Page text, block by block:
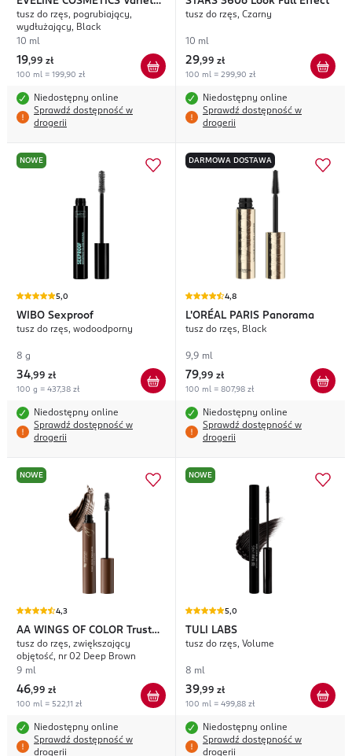
Oh! Pretty
tusz do rzęs, pogrubiający,
wydłużający, Black
10 ml
19,99 zł
100 ml = 199,90 zł
Niedostępny online
Sprawdź dostępność w
drogerii
tusz do rzęs, Czarny
10 ml
29,99 zł
100 ml = 299,90 zł
Niedostępny online
Sprawdź dostępność w
drogerii
NOWE
5,0
WIBO Sexproof
tusz do rzęs, wodoodporny
8 g
34,99 zł
100 g = 437,38 zł
Niedostępny online
Sprawdź dostępność w
drogerii
DARMOWA DOSTAWA
4,8
L'ORÉAL PARIS Panorama
tusz do rzęs, Black
9,9 ml
79,99 zł
100 ml = 807,98 zł
Niedostępny online
Sprawdź dostępność w
drogerii
NOWE
4,3
AA WINGS OF COLOR Trust
Your Wings Your Hero
tusz do rzęs, zwiększający
objętość, nr 02 Deep Brown
9 ml
46,99 zł
100 ml = 522,11 zł
Niedostępny online
Sprawdź dostępność w
drogerii
NOWE
5,0
TULI LABS
tusz do rzęs, Volume
8 ml
39,99 zł
100 ml = 499,88 zł
Niedostępny online
Sprawdź dostępność w
drogerii